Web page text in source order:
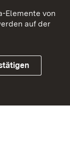
Elemente von
auf der